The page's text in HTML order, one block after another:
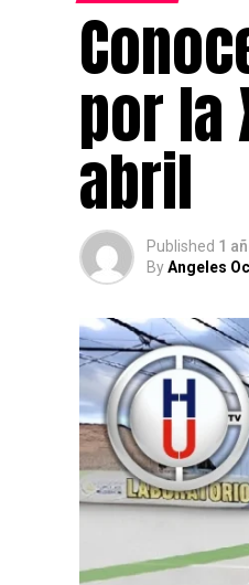
por la
abril
Published 1
ByAngeles